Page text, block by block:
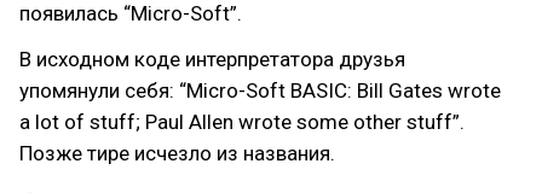
появилась “Micro-Soft”.
В исходном коде интерпретатора друзья
упомянули себя: “Micro-Soft BASIC: Bill Gates wrote
a lot of stuff; Paul Allen wrote some other stuff”.
Позже тире исчезло из названия.